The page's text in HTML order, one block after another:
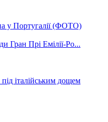
у Португалії (ФОТО)
італійським дощем